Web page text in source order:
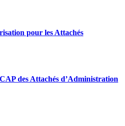
pour les Attachés
des Attachés d’Administration